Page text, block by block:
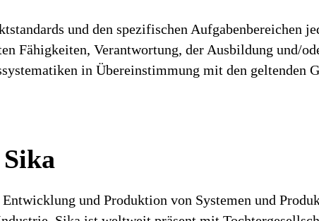
und den spezifischen Aufgabenbereichen
Fähigkeiten, Verantwortung, der Ausbildung und/
in Übereinstimmung mit den geltenden
und Produktion von Systemen und